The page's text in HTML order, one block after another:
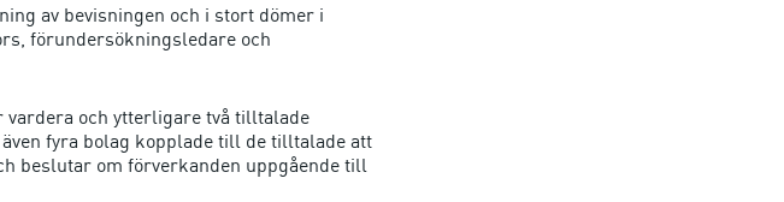
av bevisningen och i stort dömer i
förundersökningsledare och
vardera och ytterligare två tilltalade
fyra bolag kopplade till de tilltalade att
beslutar om förverkanden uppgående till